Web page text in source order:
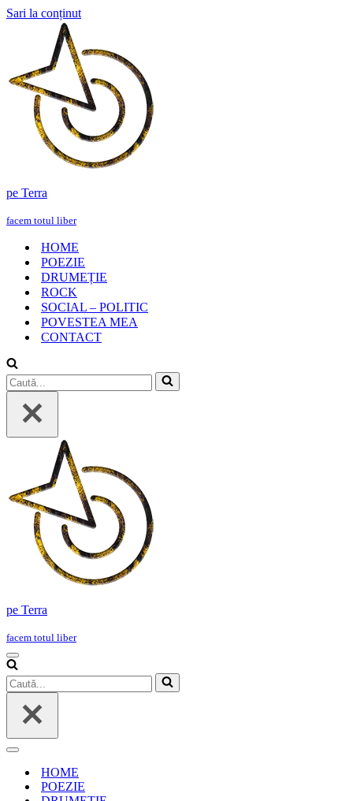
Sari la conținut
pe Terra
facem totul liber
HOME
POEZIE
DRUMEȚIE
ROCK
SOCIAL – POLITIC
POVESTEA MEA
CONTACT
Caută...
pe Terra
facem totul liber
Meniu
de
navigare
Caută...
Meniu
navigareHOME
POEZIE